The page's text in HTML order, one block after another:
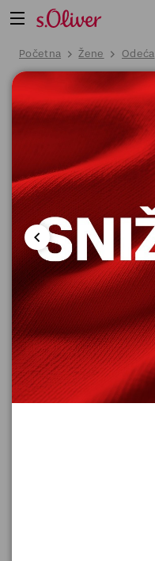
Početna Žene Odeća